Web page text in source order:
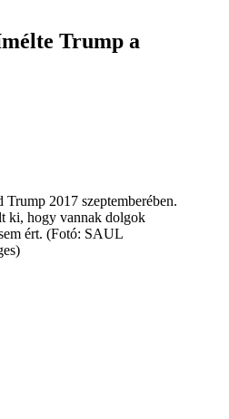
Trump a
2017 szeptemberében.
ki, hogy vannak dolgok
ért. (Fotó: SAUL